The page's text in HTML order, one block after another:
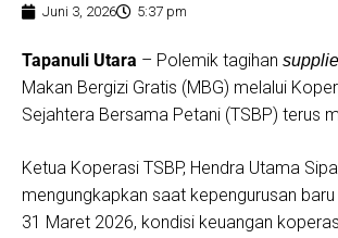
Juni 3, 2026 5:37 pm
​Tapanuli Utara – ​Polemik tagihan
Makan Bergizi Gratis (MBG) melalui
Sejahtera Bersama Petani (TSBP) terus
​Ketua Koperasi TSBP, Hendra Utama
mengungkapkan saat kepengurusan
31 Maret 2026, kondisi keuangan